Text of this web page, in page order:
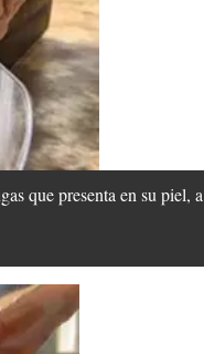
que presenta en su piel, a